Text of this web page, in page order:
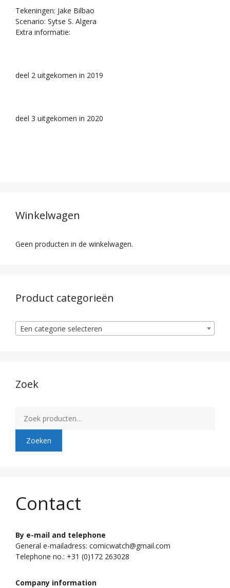
Tekeningen: Jake Bilbao
Scenario: Sytse S. Algera
Extra informatie:
deel 2 uitgekomen in 2019
deel 3 uitgekomen in 2020
Winkelwagen
Geen producten in de winkelwagen.
Product categorieën
Een categorie selecteren
Zoek
naar:
Zoeken
Contact
By e-mail and telephone
General e-mailadress: comicwatch@gmail.com
Telephone no.: +31 (0)172 263028
Company information